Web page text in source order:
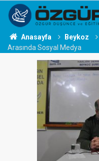
Anasayfa Beykoz
Arasında Sosyal Medya